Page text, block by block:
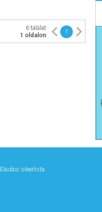
1
6 találat
1 oldalon
Eladási sikerlista